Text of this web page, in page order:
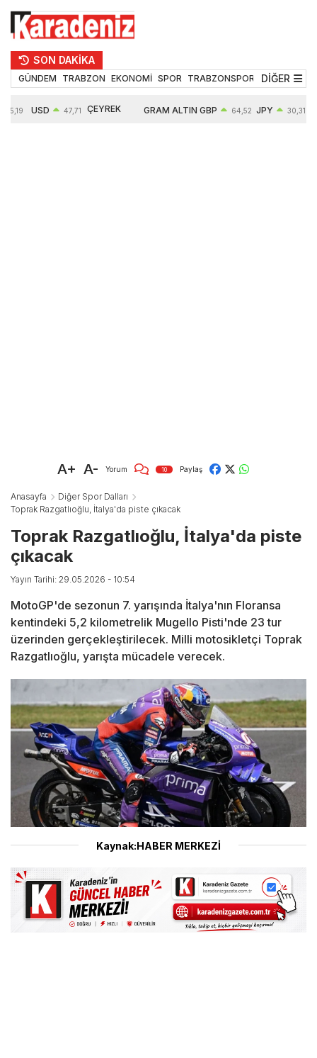
SON DAKİKA
GÜNDEM TRABZON EKONOMİ SPOR TRABZONSPOR TEKNOLOJİ
DİĞER
55,19 USD 47,71 ÇEYREK GRAM ALTIN GBP 64,52 JPY 30,31
A+ A- Yorum 10 Paylaş
Anasayfa
Diğer Spor Dalları
Toprak Razgatlıoğlu, İtalya'da piste çıkacak
Toprak Razgatlıoğlu, İtalya'da piste
çıkacak
Yayın Tarihi: 29.05.2026 - 10:54
MotoGP'de sezonun 7. yarışında İtalya'nın Floransa
kentindeki 5,2 kilometrelik Mugello Pisti'nde 23 tur
üzerinden gerçekleştirilecek. Milli motosikletçi Toprak
Razgatlıoğlu, yarışta mücadele verecek.
Kaynak:HABER MERKEZİ